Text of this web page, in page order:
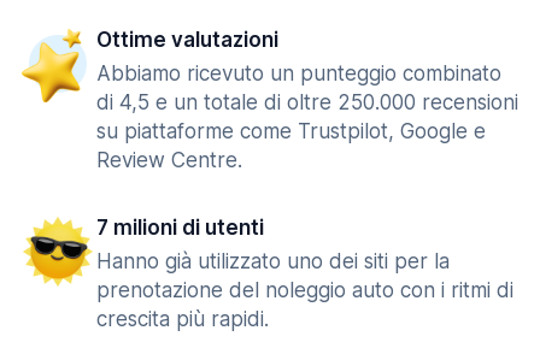
Ottime valutazioni
Abbiamo ricevuto un punteggio combinato
di 4,5 e un totale di oltre 250.000 recensioni
su piattaforme come Trustpilot, Google e
Review Centre.
7 milioni di utenti
Hanno già utilizzato uno dei siti per la
prenotazione del noleggio auto con i ritmi di
crescita più rapidi.